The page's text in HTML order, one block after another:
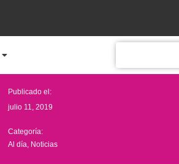
Publicado el:
julio 11, 2019
Categoría:
Al día Noticias